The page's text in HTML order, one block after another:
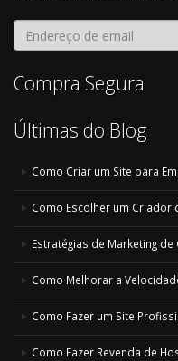
Compra Segura
Últimas do Blog
Como Criar um Site para
Como Escolher um Criador
Estratégias de Marketing
Como Melhorar a
Como Fazer um Site
Como Fazer Revenda de